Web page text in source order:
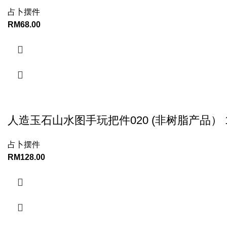
占卜摆件
RM68.00
人造玉石山水图手玩把件020 (非树脂产品）
占卜摆件
RM128.00